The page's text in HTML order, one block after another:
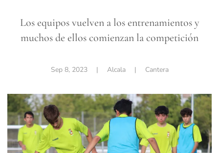
Los equipos vuelven a los entrenamientos y
muchos de ellos comienzan la competición
Sep 8, 2023| Alcala | Cantera